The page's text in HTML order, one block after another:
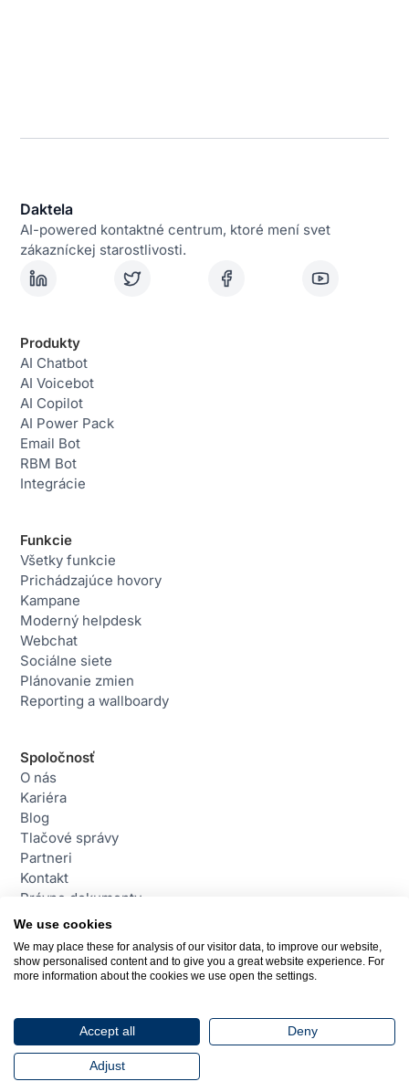
Daktela
AI-powered kontaktné centrum, ktoré mení svet
zákazníckej starostlivosti.
Produkty
AI Chatbot
AI Voicebot
AI Copilot
AI Power Pack
Email Bot
RBM Bot
Integrácie
Funkcie
Všetky funkcie
Prichádzajúce hovory
Kampane
Moderný helpdesk
Webchat
Sociálne siete
Plánovanie zmien
Reporting a wallboardy
Spoločnosť
O nás
Kariéra
Blog
Tlačové správy
Partneri
Kontakt
Právne dokumenty
Kontakt
daktela@daktela.com
Bratislava, Slovensko
© 2026 Daktela. Všetky práva vyhradené.
We use cookies
We may place these for analysis of our visitor data, to improve our website,
show personalised content and to give you a great website experience. For
more information about the cookies we use open the settings.
Accept all Deny
Adjust